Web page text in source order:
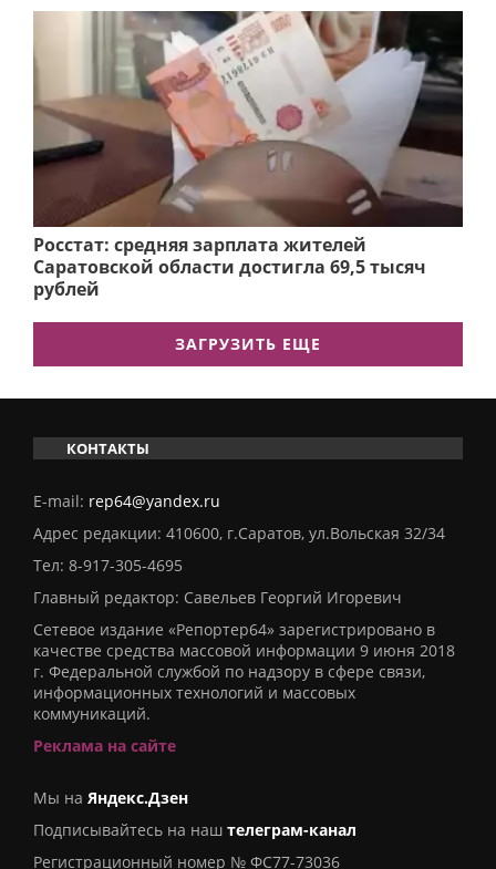
Росстат: средняя зарплата жителей
Саратовской области достигла 69,5 тысяч
рублей
ЗАГРУЗИТЬ ЕЩЕ
КОНТАКТЫ
E-mail: rep64@yandex.ru
Адрес редакции: 410600, г.Саратов, ул.Вольская 32/34
Тел: 8-917-305-4695
Главный редактор: Савельев Георгий Игоревич
Сетевое издание «Репортер64» зарегистрировано в
качестве средства массовой информации 9 июня 2018
г. Федеральной службой по надзору в сфере связи,
информационных технологий и массовых
коммуникаций.
Реклама на сайте
Мы на Яндекс.Дзен
Подписывайтесь на наш телеграм-канал
Регистрационный номер № ФС77-73036